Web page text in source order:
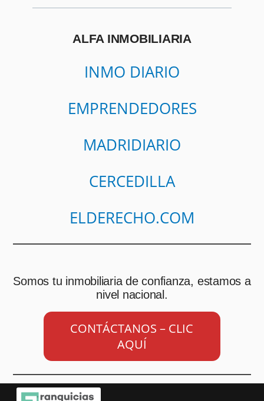
ALFA INMOBILIARIA
INMO DIARIO
EMPRENDEDORES
MADRIDIARIO
CERCEDILLA
ELDERECHO.COM
Somos tu inmobiliaria de confianza, estamos a
nivel nacional.
CONTÁCTANOS – CLIC
AQUÍ